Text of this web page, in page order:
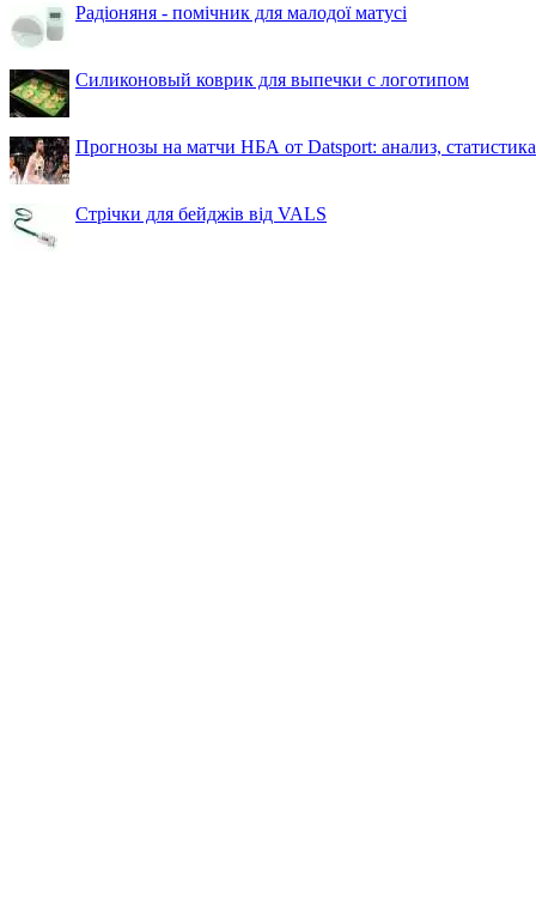
Радіоняня - помічник для малодої матусі
Силиконовый коврик для выпечки с логотипом
Прогнозы на матчи НБА от Datsport: анализ,
Стрічки для бейджів від VALS